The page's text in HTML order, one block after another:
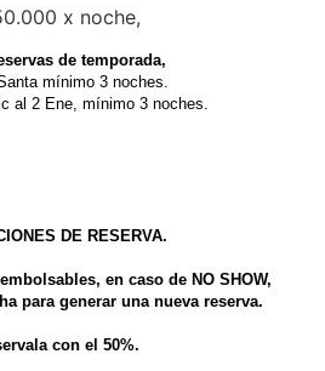
x noche,
de temporada,
mínimo 3 noches.
al 2 Ene, mínimo 3 noches.
DE RESERVA.
en caso de NO SHOW,
para generar una nueva reserva.
con el 50%.